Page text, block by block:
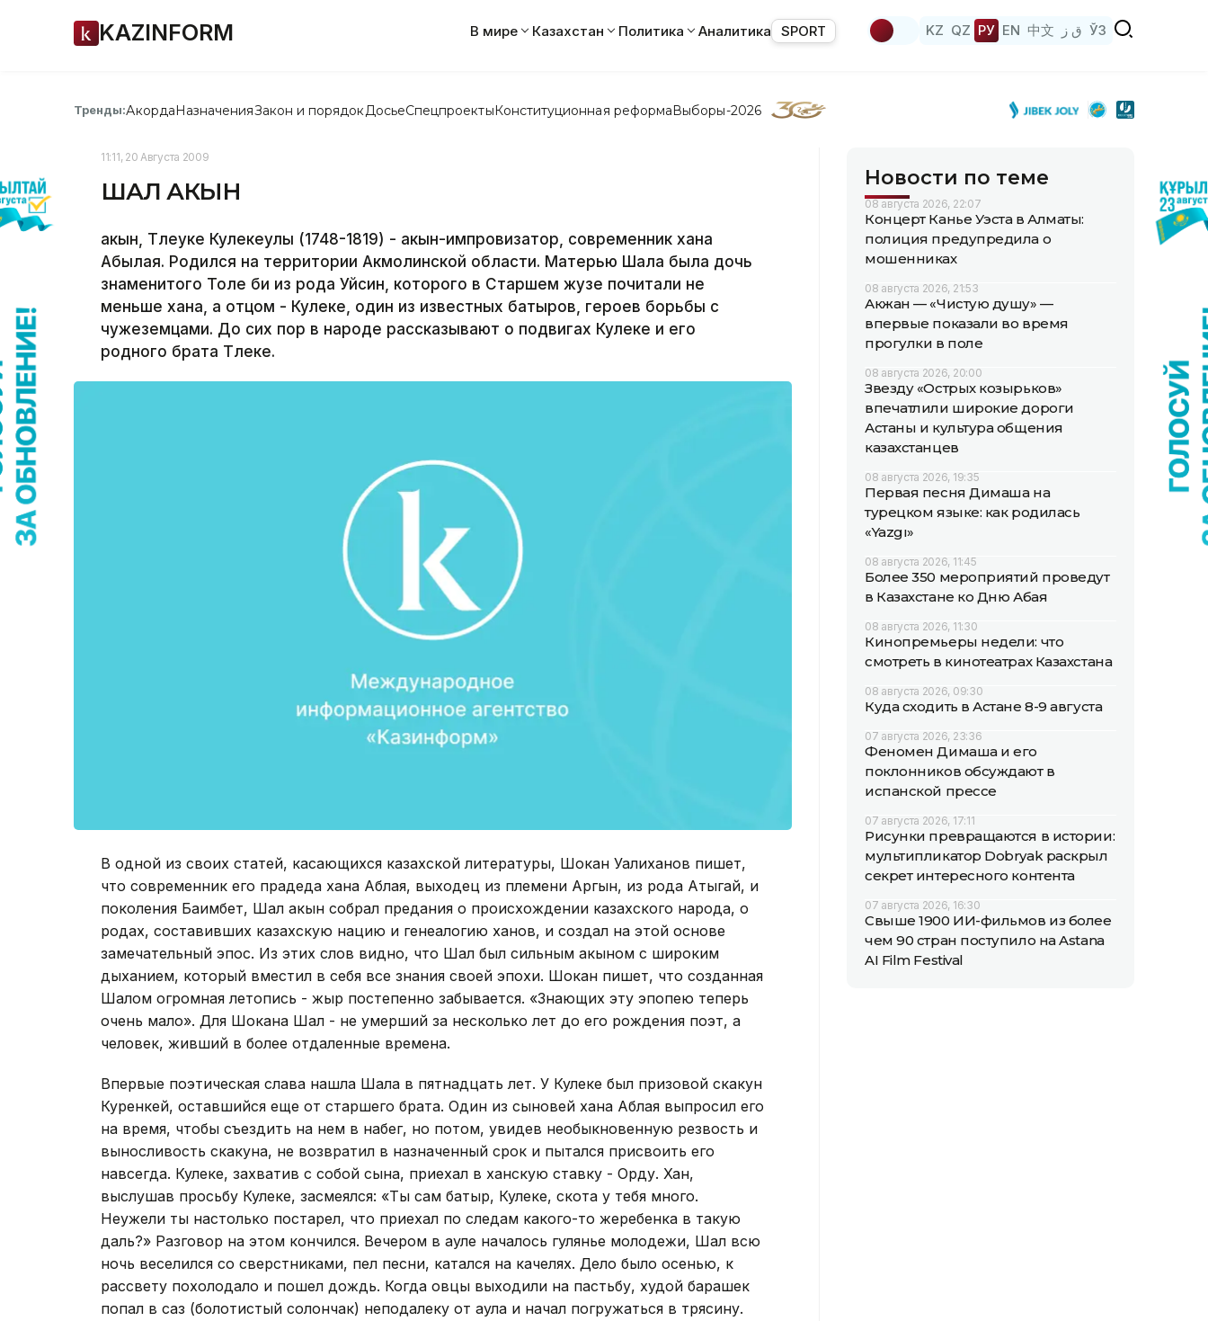
KAZINFORM В мире Казахстан Политика Аналитика SPORT KZ QZ РУ EN 中文 ق ز ЎЗ
Тренды:АкордаНазначенияЗакон и порядок ДосьеСпецпроектыКонституционная реформаВыборы-2026
11:11, 20 Августа 2009
ШАЛ АКЫН
акын, Тлеуке Кулекеулы (1748-1819) - акын-импровизатор, современник хана
Абылая. Родился на территории Акмолинской области. Матерью Шала была дочь
знаменитого Толе би из рода Уйсин, которого в Старшем жузе почитали не
меньше хана, а отцом - Кулеке, один из известных батыров, героев борьбы с
чужеземцами. До сих пор в народе рассказывают о подвигах Кулеке и его
родного брата Тлеке.
В одной из своих статей, касающихся казахской литературы, Шокан Уалиханов пишет,
что современник его прадеда хана Аблая, выходец из племени Аргын, из рода Атыгай, и
поколения Баимбет, Шал акын собрал предания о происхождении казахского народа, о
родах, составивших казахскую нацию и генеалогию ханов, и создал на этой основе
замечательный эпос. Из этих слов видно, что Шал был сильным акыном с широким
дыханием, который вместил в себя все знания своей эпохи. Шокан пишет, что созданная
Шалом огромная летопись - жыр постепенно забывается. «Знающих эту эпопею теперь
очень мало». Для Шокана Шал - не умерший за несколько лет до его рождения поэт, а
человек, живший в более отдаленные времена.
Впервые поэтическая слава нашла Шала в пятнадцать лет. У Кулеке был призовой скакун
Куренкей, оставшийся еще от старшего брата. Один из сыновей хана Аблая выпросил его
на время, чтобы съездить на нем в набег, но потом, увидев необыкновенную резвость и
выносливость скакуна, не возвратил в назначенный срок и пытался присвоить его
навсегда. Кулеке, захватив с собой сына, приехал в ханскую ставку - Орду. Хан,
выслушав просьбу Кулеке, засмеялся: «Ты сам батыр, Кулеке, скота у тебя много.
Неужели ты настолько постарел, что приехал по следам какого-то жеребенка в такую
даль?» Разговор на этом кончился. Вечером в ауле началось гулянье молодежи, Шал всю
ночь веселился со сверстниками, пел песни, катался на качелях. Дело было осенью, к
рассвету похолодало и пошел дождь. Когда овцы выходили на пастьбу, худой барашек
попал в саз (болотистый солончак) неподалеку от аула и начал погружаться в трясину.
Новости по теме
08 августа 2026, 22:07
Концерт Канье Уэста в Алматы:
полиция предупредила о
мошенниках
08 августа 2026, 21:53
Акжан — «Чистую душу» —
впервые показали во время
прогулки в поле
08 августа 2026, 20:00
Звезду «Острых козырьков»
впечатлили широкие дороги
Астаны и культура общения
казахстанцев
08 августа 2026, 19:35
Первая песня Димаша на
турецком языке: как родилась
«Yazgı»
08 августа 2026, 11:45
Более 350 мероприятий проведут
в Казахстане ко Дню Абая
08 августа 2026, 11:30
Кинопремьеры недели: что
смотреть в кинотеатрах Казахстана
08 августа 2026, 09:30
Куда сходить в Астане 8-9 августа
07 августа 2026, 23:36
Феномен Димаша и его
поклонников обсуждают в
испанской прессе
07 августа 2026, 17:11
Рисунки превращаются в истории:
мультипликатор Dobryak раскрыл
секрет интересного контента
07 августа 2026, 16:30
Свыше 1900 ИИ-фильмов из более
чем 90 стран поступило на Astana
AI Film Festival